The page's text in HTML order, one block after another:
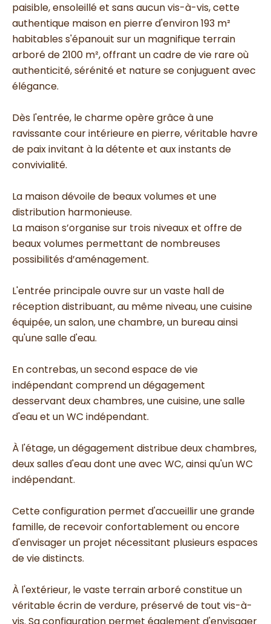
paisible, ensoleillé et sans aucun vis-à-vis, cette
authentique maison en pierre d'environ 193 m²
habitables s'épanouit sur un magnifique terrain
arboré de 2100 m², offrant un cadre de vie rare où
authenticité, sérénité et nature se conjuguent avec
élégance.
Dès l'entrée, le charme opère grâce à une
ravissante cour intérieure en pierre, véritable havre
de paix invitant à la détente et aux instants de
convivialité.
La maison dévoile de beaux volumes et une
distribution harmonieuse.
La maison s’organise sur trois niveaux et offre de
beaux volumes permettant de nombreuses
possibilités d’aménagement.
L'entrée principale ouvre sur un vaste hall de
réception distribuant, au même niveau, une cuisine
équipée, un salon, une chambre, un bureau ainsi
qu'une salle d'eau.
En contrebas, un second espace de vie
indépendant comprend un dégagement
desservant deux chambres, une cuisine, une salle
d'eau et un WC indépendant.
À l'étage, un dégagement distribue deux chambres,
deux salles d'eau dont une avec WC, ainsi qu'un WC
indépendant.
Cette configuration permet d'accueillir une grande
famille, de recevoir confortablement ou encore
d'envisager un projet nécessitant plusieurs espaces
de vie distincts.
À l'extérieur, le vaste terrain arboré constitue un
véritable écrin de verdure, préservé de tout vis-à-